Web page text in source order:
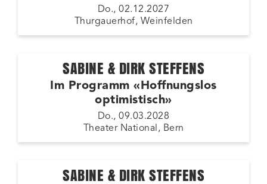
Do., 02.12.2027
Thurgauerhof, Weinfelden
SABINE & DIRK STEFFENS
Im Programm «Hoffnungslos
optimistisch»
Do., 09.03.2028
Theater National, Bern
SABINE & DIRK STEFFENS